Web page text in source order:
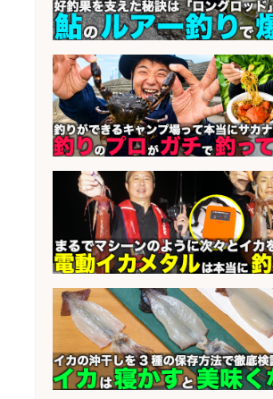
会社名
天草の魚と馬刺しの店 魚
の魚と馬刺しの店 魚粋
sponsored by 求人
営業事務/釣り具メーカーでの
アシスタントのお仕事/残業な
日勤務可/営業事務/軽作業
会社名 株式会社パソナ
sponsored by 求人
和食, 日本料理・懐石料理/店
長候補/旬と手作りにこだわる!
なの価値を上げ、地域を元気
候補募集
会社名 博多 華吉 博多 華吉
sponsored by 求人